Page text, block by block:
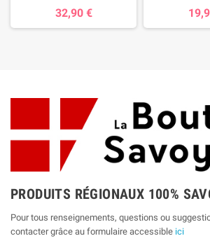
32,90 €
PRODUITS RÉGIONAUX 100%
Pour tous renseignements, questions ou
contacter grâce au formulaire accessible ici